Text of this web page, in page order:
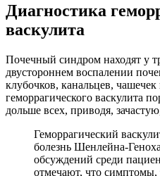
Диагностика
васкулита
Почечный синдром находят у
двустороннем воспалении
клубочков, канальцев,
геморрагического васкулита
дольше всех, приводя,
Геморрагический
болезнь Шенлейна-
обсуждений среди
отмечают, что симптомы,